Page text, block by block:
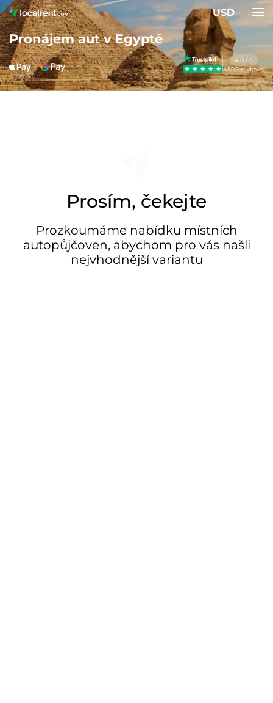
USD
Pronájem aut v Egyptě
4.8 / 5
4509 reviews
Prosím, čekejte
Prozkoumáme nabídku místních
autopůjčoven, abychom pro vás našli
nejvhodnější variantu